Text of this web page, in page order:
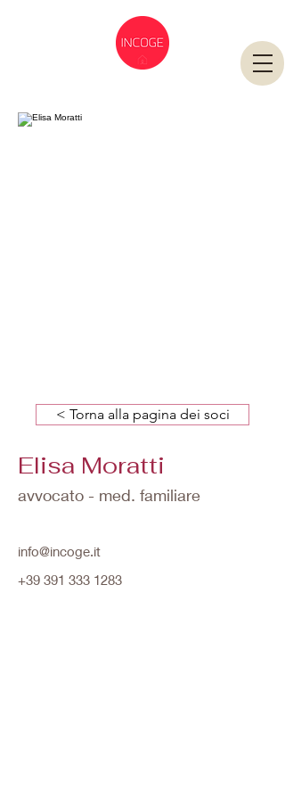
< Torna alla pagina dei soci
Elisa Moratti
avvocato - med. familiare
info@incoge.it
+39 391 333 1283